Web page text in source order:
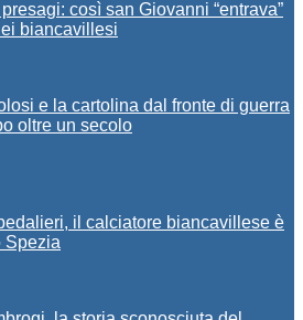
così san Giovanni “entrava”
biancavillesi
e la cartolina dal fronte di guerra
oltre un secolo
il calciatore biancavillese è
Spezia